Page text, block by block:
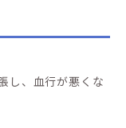
し、血行が悪くな